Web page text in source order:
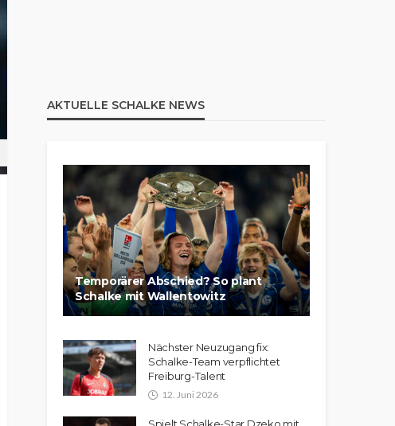
AKTUELLE SCHALKE NEWS
Temporärer Abschied? So plant
Schalke mit Wallentowitz
Nächster Neuzugang fix:
Schalke-Team verpflichtet
Freiburg-Talent
12. Juni 2026